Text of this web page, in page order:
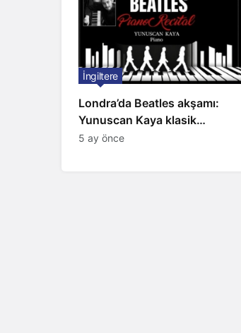
Londra’da Beatles akşamı:
Yunuscan Kaya klasik
yorumuyla sahnede
İngiltere
5 ay önce